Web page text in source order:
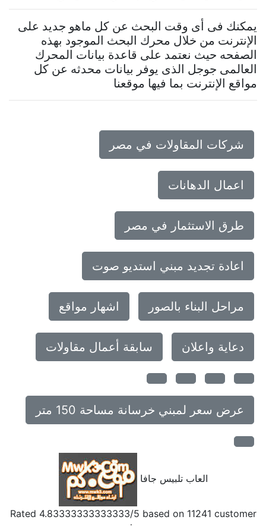
يمكنك فى أى وقت البحث عن كل ماهو جديد على
الإنترنت من خلال محرك البحث الموجود بهذه
الصفحه حيث نعتمد على قاعدة بيانات المحرك
العالمى جوجل الذى يوفر بيانات محدثه عن كل
مواقع الإنترنت بما فيها موقعنا
شركات المقاولات في مصر
اعمال الدهانات
طرق الاستثمار في مصر
اعادة تجديد مبني استديو صوت
مراحل البناء بالصور اشهار مواقع
دعاية واعلان سابقة أعمال مقاولات
عرض سعر لمبني خرسانة مساحة 150 متر
العاب تلبيس جافا
Rated4.83333333333333/5 based on11241customer